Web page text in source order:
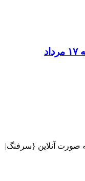
ساعت به صورت آنلاین {سرفنگ|